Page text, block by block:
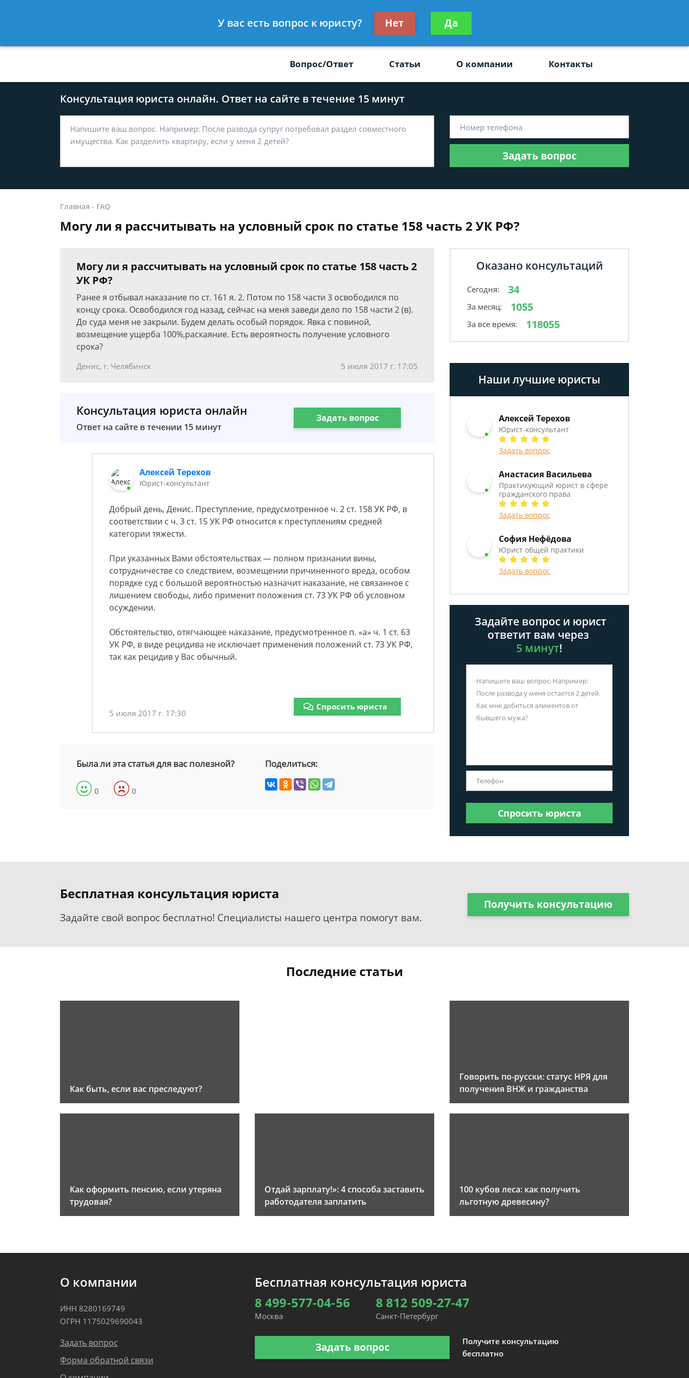
8 812 509-27-47
Получите консультацию
бесплатно
Вопрос/Ответ Статьи О компании Контакты
Консультация юриста онлайн. Ответ на сайте в течение 15 минут
Задать вопрос
Главная - FAQ
Могу ли я рассчитывать на условный срок по статье 158 часть 2 УК РФ?
Могу ли я рассчитывать на условный срок по статье 158 часть 2
УК РФ?
Ранее я отбывал наказание по ст. 161 я. 2. Потом по 158 части 3 освободился по
концу срока. Освободился год назад, сейчас на меня заведи дело по 158 части 2 (в).
До суда меня не закрыли. Будем делать особый порядок. Явка с повиной,
возмещение ущерба 100%,раскаяние. Есть вероятность получение условного
срока?
Денис, г. Челябинск 5 июля 2017 г. 17:05
Консультация юриста онлайн
Ответ на сайте в течении 15 минут
Задать вопрос
Алексей Терехов
Юрист-консультант
Добрый день, Денис. Преступление, предусмотренное ч. 2 ст. 158 УК РФ, в
соответствии с ч. 3 ст. 15 УК РФ относится к преступлениям средней
категории тяжести.
При указанных Вами обстоятельствах — полном признании вины,
сотрудничестве со следствием, возмещении причиненного вреда, особом
порядке суд с большой вероятностью назначит наказание, не связанное с
лишением свободы, либо применит положения ст. 73 УК РФ об условном
осуждении.
Обстоятельство, отягчающее наказание, предусмотренное п. «а» ч. 1 ст. 63
УК РФ, в виде рецидива не исключает применения положений ст. 73 УК РФ,
так как рецидив у Вас обычный.
5 июля 2017 г. 17:30
Спросить юриста
Была ли эта статья для вас полезной?
0 0
Поделиться:
Оказано консультаций
Сегодня: 34
За месяц: 1055
За все время: 118055
Наши лучшие юристы
Алексей Терехов
Юрист-консультант
Задать вопрос
Анастасия Васильева
Практикующий юрист в сфере
гражданского права
Задать вопрос
София Нефёдова
Юрист общей практики
Задать вопрос
Задайте вопрос и юрист
ответит вам через
5 минут!
Спросить юриста
Бесплатная консультация юриста
Задайте свой вопрос бесплатно! Специалисты нашего центра помогут вам.
Получить консультацию
Последние статьи
Как быть, если вас преследуют?
Говорить по-русски: статус НРЯ для
получения ВНЖ и гражданства
Как оформить пенсию, если утеряна
трудовая?
Отдай зарплату!»: 4 способа заставить
работодателя заплатить
100 кубов леса: как получить
льготную древесину?
О компании
ИНН 8280169749
ОГРН 1175029690043
Задать вопрос
Форма обратной связи
Бесплатная консультация юриста
8 499-577-04-56
Москва
8 812 509-27-47
Санкт-Петербург
Задать вопрос
Получите консультацию
бесплатно
У вас есть вопрос к юристу? Нет Да